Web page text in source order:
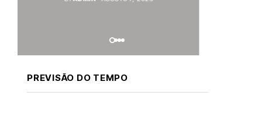
PREVISÃO DO TEMPO